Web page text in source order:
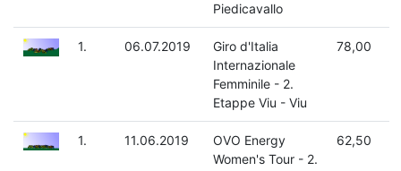
Piedicavallo
1. 06.07.2019
Giro d'Italia
Internazionale
Femminile - 2.
Etappe Viu - Viu
78,00
1. 11.06.2019
OVO Energy
Women's Tour - 2.
62,50